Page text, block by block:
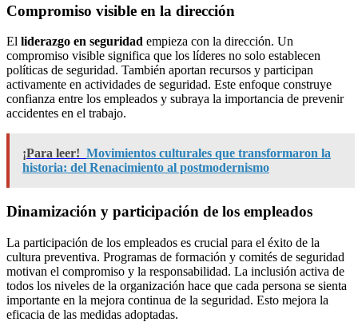
Compromiso visible en la dirección
El liderazgo en seguridad empieza con la dirección. Un
compromiso visible significa que los líderes no solo establecen
políticas de seguridad. También aportan recursos y participan
activamente en actividades de seguridad. Este enfoque construye
confianza entre los empleados y subraya la importancia de prevenir
accidentes en el trabajo.
¡Para leer! Movimientos culturales que transformaron la
historia: del Renacimiento al postmodernismo
Dinamización y participación de los empleados
La participación de los empleados es crucial para el éxito de la
cultura preventiva. Programas de formación y comités de seguridad
motivan el compromiso y la responsabilidad. La inclusión activa de
todos los niveles de la organización hace que cada persona se sienta
importante en la mejora continua de la seguridad. Esto mejora la
eficacia de las medidas adoptadas.